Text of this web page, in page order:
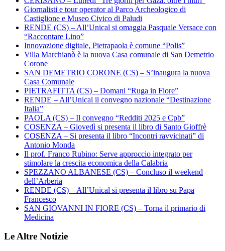
Giornalisti e tour operator al Parco Archeologico di
Castiglione e Museo Civico di Paludi
RENDE (CS) – All’Unical si omaggia Pasquale Versace con
“Raccontare Lino”
Innovazione digitale, Pietrapaola è comune “Polis”
Villa Marchianò è la nuova Casa comunale di San Demetrio
Corone
SAN DEMETRIO CORONE (CS) – S’inaugura la nuova
Casa Comunale
PIETRAFITTA (CS) – Domani “Ruga in Fiore”
RENDE – All’Unical il convegno nazionale “Destinazione
Italia”
PAOLA (CS) – Il convegno “Redditi 2025 e Cpb”
COSENZA – Giovedì si presenta il libro di Santo Gioffrè
COSENZA – Si presenta il libro “Incontri ravvicinati” di
Antonio Monda
Il prof. Franco Rubino: Serve approccio integrato per
stimolare la crescita economica della Calabria
SPEZZANO ALBANESE (CS) – Concluso il weekend
dell’Arberia
RENDE (CS) – All’Unical si presenta il libro su Papa
Francesco
SAN GIOVANNI IN FIORE (CS) – Torna il primario di
Medicina
Le Altre Notizie